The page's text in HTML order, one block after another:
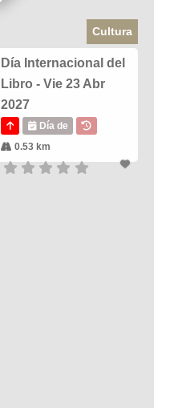
Cultura
Día Internacional del
Libro - Vie 23 Abr
2027
Día de
0.53 km